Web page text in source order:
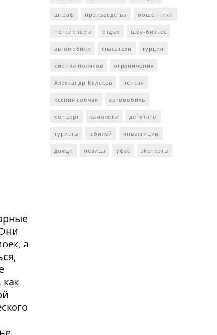
а
штраф производство мошенники
пенсионеры отдых шоу-бизнес
автомобили спасатели турция
кирилл поляков ограничения
Александр Колесов пенсия
ксения собчак автомобиль
концерт самолеты депутаты
туристы юбилей инвестиции
дожди певица уфас эксперты